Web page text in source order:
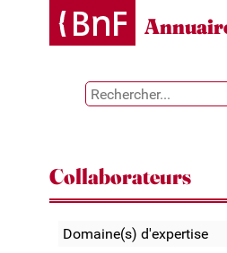
Collaborateurs
Domaine(s) d'expertise